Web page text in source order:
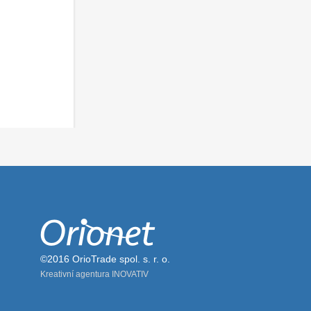
©2016 OrioTrade spol. s. r. o.
Kreativní agentura INOVATIV